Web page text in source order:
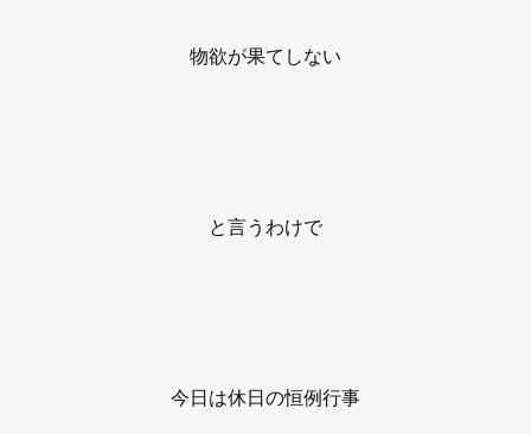
物欲が果てしない
と言うわけで
今日は休日の恒例行事